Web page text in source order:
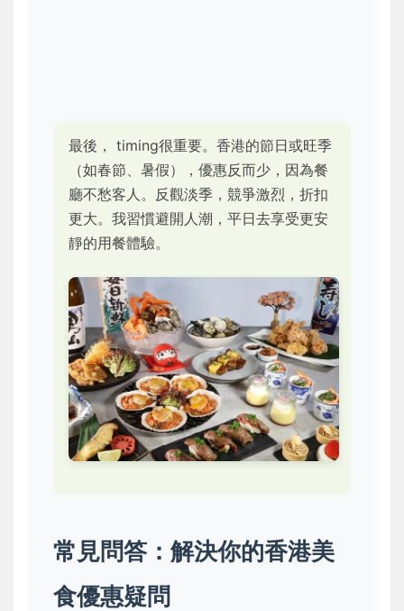
最後， timing很重要。香港的節日或旺季
（如春節、暑假），優惠反而少，因為餐
廳不愁客人。反觀淡季，競爭激烈，折扣
更大。我習慣避開人潮，平日去享受更安
靜的用餐體驗。
常見問答：解決你的香港美
食優惠疑問